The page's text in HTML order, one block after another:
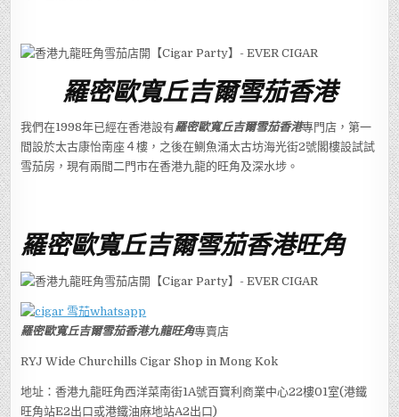
羅密歐寬丘吉爾雪茄香港
我們在1998年已經在香港設有羅密歐寬丘吉爾雪茄香港專門店，第一
間設於太古康怡南座４樓，之後在鰂魚涌太古坊海光街2號閣樓設試試
雪茄房，現有兩間二門市在香港九龍的旺角及深水埗。
羅密歐寬丘吉爾雪茄香港旺角
羅密歐寬丘吉爾雪茄香港九龍旺角專賣店
RYJ Wide Churchills Cigar Shop in Mong Kok
地址：香港九龍旺角西洋菜南街1A號百寶利商業中心22樓01室(港鐵
旺角站E2出口或港鐵油麻地站A2出口)